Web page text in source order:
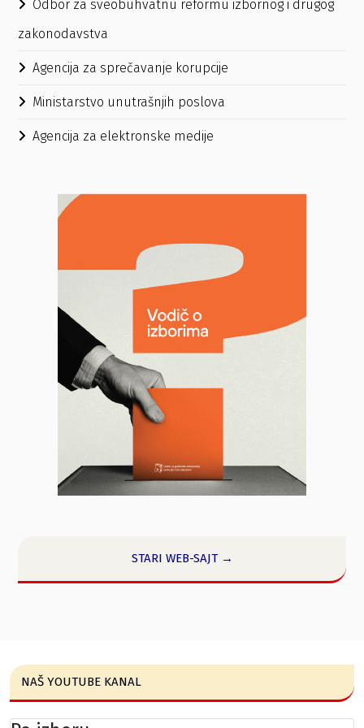
Odbor za sveobuhvatnu reformu izbornog i drugog
zakonodavstva
Agencija za sprečavanje korupcije
Ministarstvo unutrašnjih poslova
Agencija za elektronske medije
STARI WEB-SAJT →
NAŠ YOUTUBE KANAL